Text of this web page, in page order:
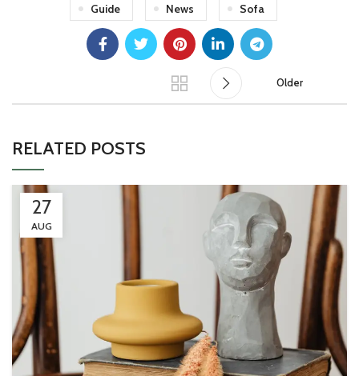
Guide News Sofa
Older
RELATED POSTS
27
AUG